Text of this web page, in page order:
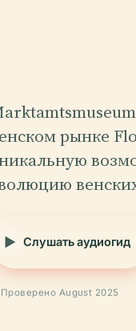
рынке
Слушать аудиогид
Проверено August 2025